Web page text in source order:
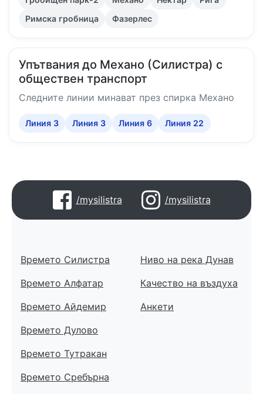
Римска гробница
Фазерлес
Упътвания до Механо (Силистра) с
обществен транспорт
Следните линии минават през спирка Механо
Линия 3 Линия 3 Линия 6 Линия 22
/mysilistra /mysilistra
Времето Силистра
Времето Алфатар
Времето Айдемир
Времето Дулово
Времето Тутракан
Времето Сребърна
Ниво на река Дунав
Качество на въздуха
Анкети